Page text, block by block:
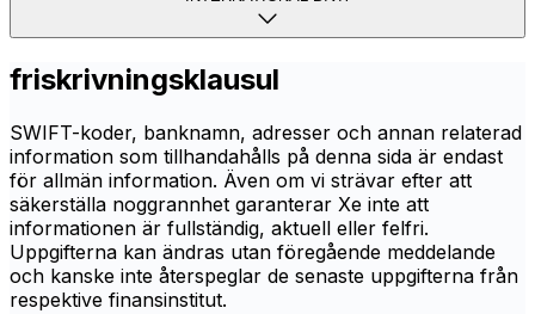
friskrivningsklausul
SWIFT-koder, banknamn, adresser och annan relaterad
information som tillhandahålls på denna sida är endast
för allmän information. Även om vi strävar efter att
säkerställa noggrannhet garanterar Xe inte att
informationen är fullständig, aktuell eller felfri.
Uppgifterna kan ändras utan föregående meddelande
och kanske inte återspeglar de senaste uppgifterna från
respektive finansinstitut.